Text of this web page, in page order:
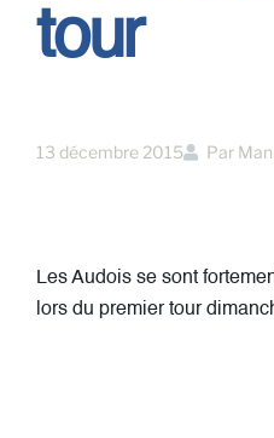
tour
13 décembre 2015 Par
Les Audois se sont
lors du premier tour